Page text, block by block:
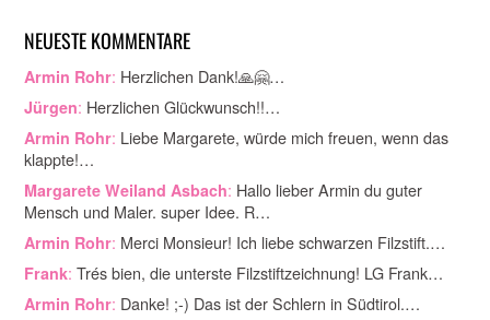
NEUESTE KOMMENTARE
Armin Rohr: Herzlichen Dank!🙏🤗…
Jürgen: Herzlichen Glückwunsch!!…
Armin Rohr: Liebe Margarete, würde mich freuen, wenn das
klappte!…
Margarete Weiland Asbach: Hallo lieber Armin du guter
Mensch und Maler. super Idee. R…
Armin Rohr: Merci Monsieur! Ich liebe schwarzen Filzstift.…
Frank: Trés bien, die unterste Filzstiftzeichnung! LG Frank…
Armin Rohr: Danke! ;-) Das ist der Schlern in Südtirol.…